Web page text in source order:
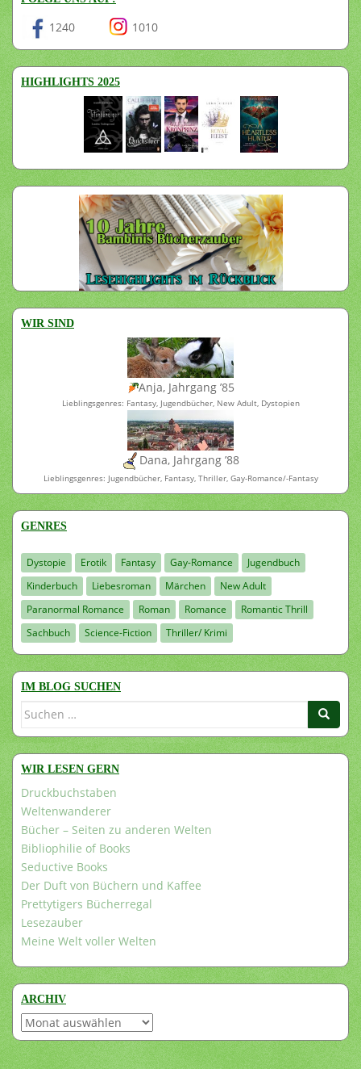
1240 1010
HIGHLIGHTS 2025
WIR SIND
Anja, Jahrgang ’85
Lieblingsgenres: Fantasy, Jugendbücher, New Adult, Dystopien
Dana, Jahrgang ’88
Lieblingsgenres: Jugendbücher, Fantasy, Thriller, Gay-Romance/-Fantasy
GENRES
Dystopie Erotik Fantasy Gay-Romance
Jugendbuch
Kinderbuch
Liebesroman Märchen
New Adult
Paranormal Romance
Roman Romance
Romantic Thrill
Sachbuch
Science-Fiction Thriller/ Krimi
IM BLOG SUCHEN
Suchen
WIR LESEN GERN
Druckbuchstaben
Weltenwanderer
Bücher – Seiten zu anderen Welten
Bibliophilie of Books
Seductive Books
Der Duft von Büchern und Kaffee
Prettytigers Bücherregal
Lesezauber
Meine Welt voller Welten
ARCHIV
Archiv